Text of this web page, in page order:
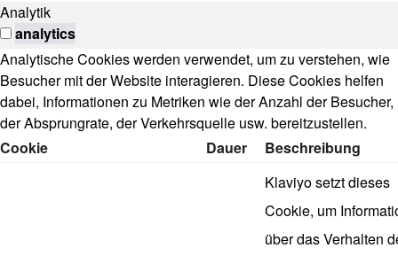
Analytik
analytics
Analytische Cookies werden verwendet, um zu verstehen, wie
Besucher mit der Website interagieren. Diese Cookies helfen
dabei, Informationen zu Metriken wie der Anzahl der Besucher,
der Absprungrate, der Verkehrsquelle usw. bereitzustellen.
Cookie
Dauer Beschreibung
Klaviyo setzt dieses
Cookie, um
über das Verhalten